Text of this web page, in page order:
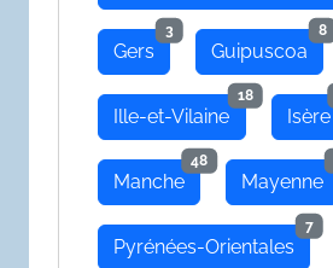
Gers
3
Guipuscoa
8
Ille-et-Vilaine
18
Isère
Manche
48
Mayenne
Pyrénées-Orientales
7